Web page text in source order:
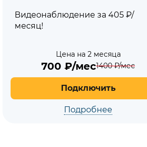
Видеонаблюдение за 405 ₽/
месяц!
Цена на 2 месяца
700 ₽/мес1400₽/мес
Подключить
Подробнее